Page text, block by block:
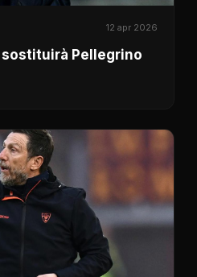
12 apr 2026
sostituirà Pellegrino